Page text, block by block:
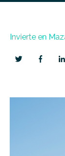
Invierte en